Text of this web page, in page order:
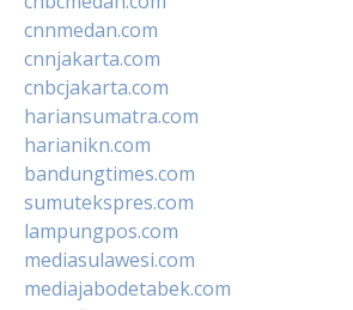
cnnmedan.com
cnnjakarta.com
cnbcjakarta.com
hariansumatra.com
harianikn.com
bandungtimes.com
sumutekspres.com
lampungpos.com
mediasulawesi.com
mediajabodetabek.com